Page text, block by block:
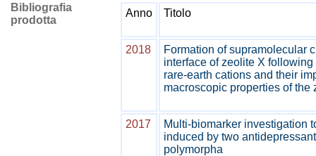
Bibliografia
prodotta
Anno Titolo
2018
Formation of supramolecular
interface of zeolite X
rare-earth cations and their
macroscopic properties of the
2017
Multi-biomarker investigation
induced by two
polymorpha